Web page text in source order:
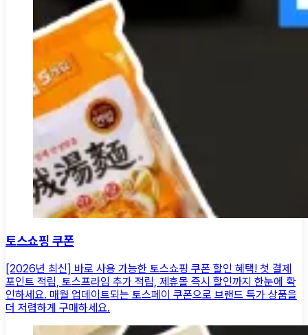
토스쇼핑 쿠폰
[2026년 최신] 바로 사용 가능한 토스쇼핑 쿠폰 할인 혜택! 첫 결제
포인트 적립, 토스프라임 추가 적립, 제휴몰 즉시 할인까지 한눈에 확
인하세요. 매월 업데이트되는 토스페이 쿠폰으로 브랜드 특가 상품을
더 저렴하게 구매하세요.